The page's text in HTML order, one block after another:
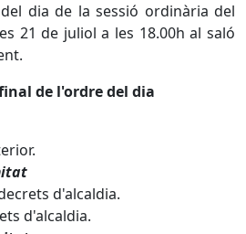
dia de la sessió ordinària del
21 de juliol a les 18.00h al saló
de l'ordre del dia
d'alcaldia.
d'alcaldia.